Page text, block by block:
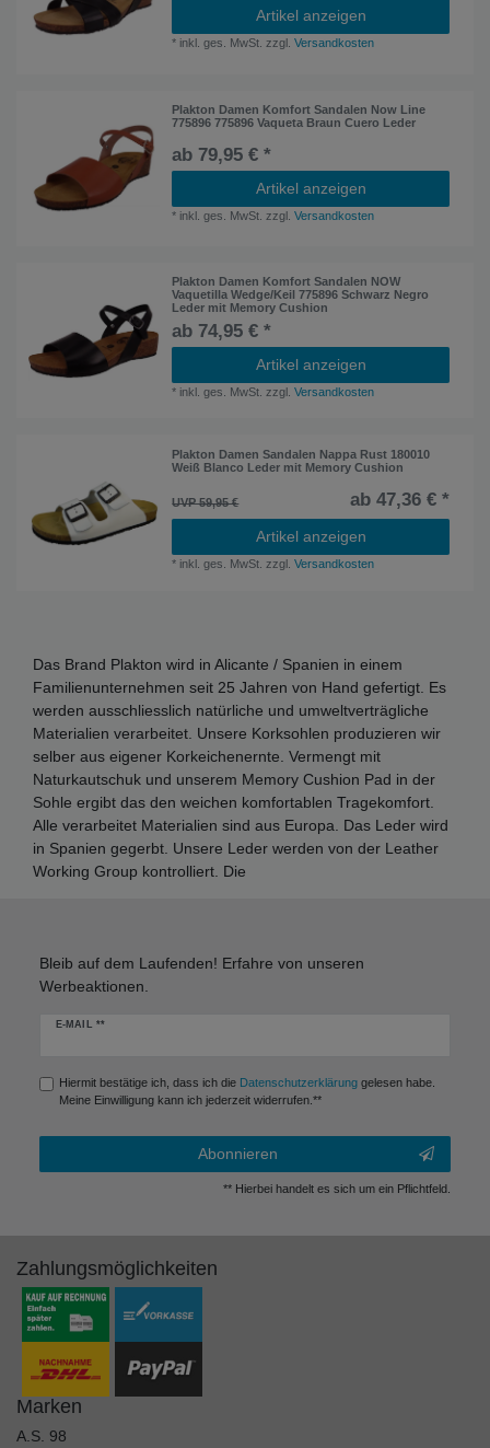
Artikel anzeigen
* inkl. ges. MwSt. zzgl.Versandkosten
Plakton Damen Komfort Sandalen Now Line
775896 775896 Vaqueta Braun Cuero Leder
ab 79,95 € *
Artikel anzeigen
* inkl. ges. MwSt. zzgl.Versandkosten
Plakton Damen Komfort Sandalen NOW
Vaquetilla Wedge/Keil 775896 Schwarz Negro
Leder mit Memory Cushion
ab 74,95 € *
Artikel anzeigen
* inkl. ges. MwSt. zzgl.Versandkosten
Plakton Damen Sandalen Nappa Rust 180010
Weiß Blanco Leder mit Memory Cushion
UVP 59,95 € ab 47,36 € *
Artikel anzeigen
* inkl. ges. MwSt. zzgl.Versandkosten
Das Brand Plakton wird in Alicante / Spanien in einem
Familienunternehmen seit 25 Jahren von Hand gefertigt. Es
werden ausschliesslich natürliche und umweltverträgliche
Materialien verarbeitet. Unsere Korksohlen produzieren wir
selber aus eigener Korkeichenernte. Vermengt mit
Naturkautschuk und unserem Memory Cushion Pad in der
Sohle ergibt das den weichen komfortablen Tragekomfort.
Alle verarbeitet Materialien sind aus Europa. Das Leder wird
in Spanien gegerbt. Unsere Leder werden von der Leather
Working Group kontrolliert. Die
Bleib auf dem Laufenden! Erfahre von unseren
Werbeaktionen.
E-MAIL **
Newsletter
Hiermit bestätige ich, dass ich die Daten­schutz­erklärunggelesen habe.
Meine Einwilligung kann ich jederzeit widerrufen.**
Abonnieren
** Hierbei handelt es sich um ein Pflichtfeld.
Zahlungsmöglichkeiten
Marken
A.S. 98